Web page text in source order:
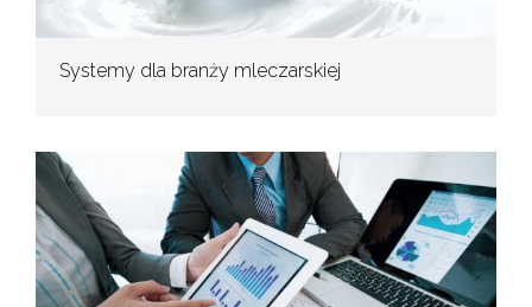
Systemy dla branży mleczarskiej